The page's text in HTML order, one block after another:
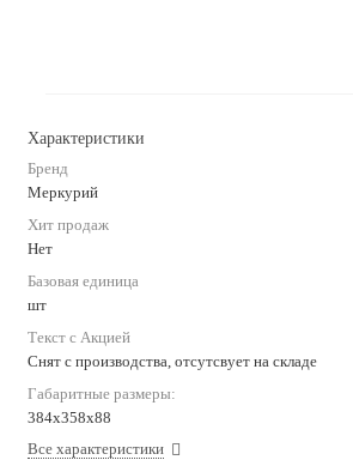
Характеристики
Бренд
Меркурий
Хит продаж
Нет
Базовая единица
шт
Текст с Акцией
Снят с производства, отсутсвует на складе
Габаритные размеры:
384х358х88
Все характеристики